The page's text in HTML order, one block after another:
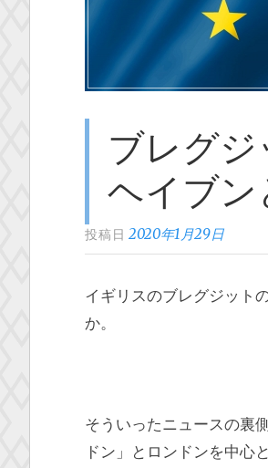
ブレグジ
ヘイブン
投稿日2020年1月29日
イギリスのブレグジット
か。
そういったニュースの裏
ドン」とロンドンを中心